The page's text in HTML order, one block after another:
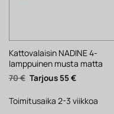
Kattovalaisin NADINE 4-
lamppuinen musta matta
70€ Alkuperäinen
hinta
70 €.
55€Nykyinen
55 €.
Toimitusaika 2-3 viikkoa